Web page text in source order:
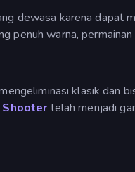
dewasa karena
penuh warna,
klasik dan
telah menjadi